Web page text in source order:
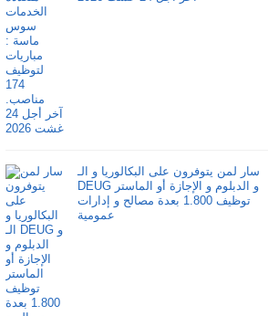
سار لمن يتوفرون على البكالوريا و الـ
DEUG و الدبلوم و الإجازة أو الماستر
توظيف 1.800 بعدة مصالح و إدارات
عمومية